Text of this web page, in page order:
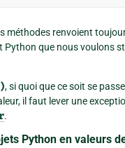
méthodes renvoient
Python que nous voulons
, si quoi que ce soit se
il faut lever une
.
Python en valeurs